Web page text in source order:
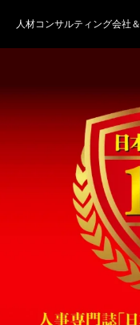
人材コンサルティング会社